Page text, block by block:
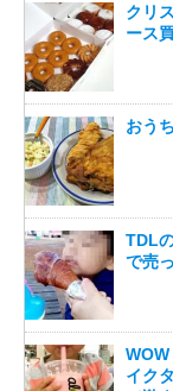
クリ
ース
おう
TDL
で売
イク